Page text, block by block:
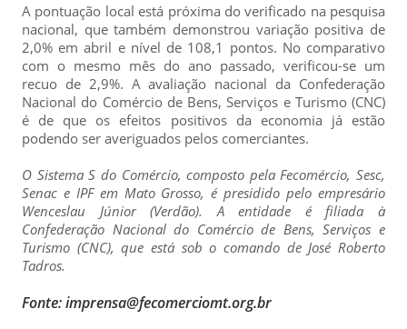
A pontuação local está próxima do verificado na pesquisa
nacional, que também demonstrou variação positiva de
2,0% em abril e nível de 108,1 pontos. No comparativo
com o mesmo mês do ano passado, verificou-se um
recuo de 2,9%. A avaliação nacional da Confederação
Nacional do Comércio de Bens, Serviços e Turismo (CNC)
é de que os efeitos positivos da economia já estão
podendo ser averiguados pelos comerciantes.
O Sistema S do Comércio, composto pela Fecomércio, Sesc,
Senac e IPF em Mato Grosso, é presidido pelo empresário
Wenceslau Júnior (Verdão). A entidade é filiada à
Confederação Nacional do Comércio de Bens, Serviços e
Turismo (CNC), que está sob o comando de José Roberto
Tadros.
Fonte: imprensa@fecomerciomt.org.br